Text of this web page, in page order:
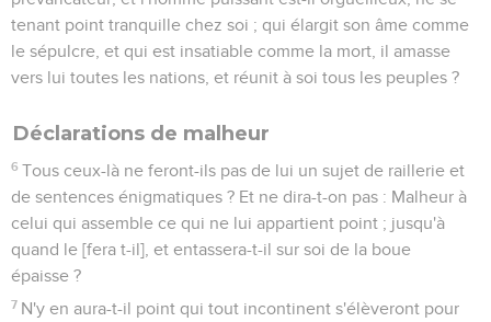
tenant point tranquille chez soi ; qui élargit son âme comme
le sépulcre, et qui est insatiable comme la mort, il amasse
vers lui toutes les nations, et réunit à soi tous les peuples ?
Déclarations de malheur
6 Tous ceux-là ne feront-ils pas de lui un sujet de raillerie et
de sentences énigmatiques ? Et ne dira-t-on pas : Malheur à
celui qui assemble ce qui ne lui appartient point ; jusqu'à
quand le [fera t-il], et entassera-t-il sur soi de la boue
épaisse ?
7 N'y en aura-t-il point qui tout incontinent s'élèveront pour